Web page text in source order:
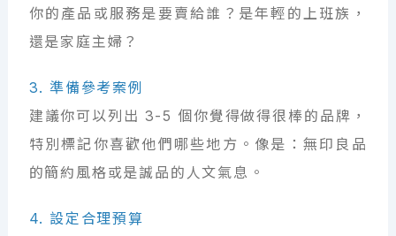
你的產品或服務是要賣給誰？是年輕的上班族，
還是家庭主婦？
3. 準備參考案例
建議你可以列出 3-5 個你覺得做得很棒的品牌，
特別標記你喜歡他們哪些地方。像是：無印良品
的簡約風格或是誠品的人文氣息。
4. 設定合理預算